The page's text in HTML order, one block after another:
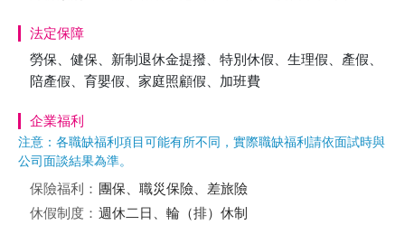
法定保障
勞保、健保、新制退休金提撥、特別休假、生理假、產假、
陪產假、育嬰假、家庭照顧假、加班費
企業福利
注意：各職缺福利項目可能有所不同，實際職缺福利請依面試時與
公司面談結果為準。
保險福利： 團保、職災保險、差旅險
休假制度： 週休二日、輪（排）休制